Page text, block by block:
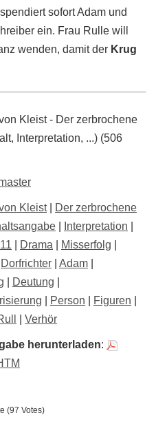
sofort Adam und
ein. Frau Rulle will
wenden, damit der Krug
Kleist - Der zerbrochene
Interpretation, ...) (506
Kleist|
Der zerbrochene
Interpretation
Drama Misserfolg
Dorfrichter Adam
Deutung
Person Figuren
Verhör
herunterladen:
(97 Votes)